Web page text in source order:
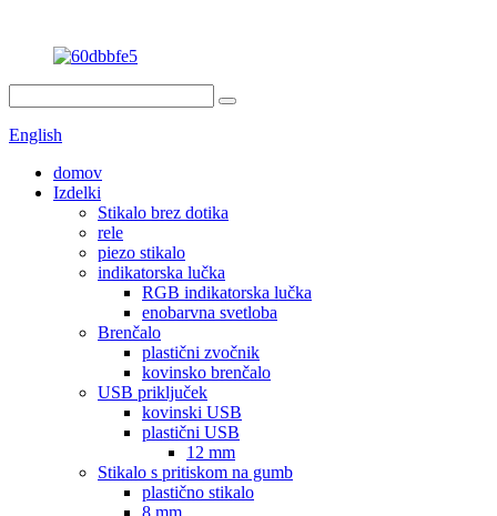
English
domov
Izdelki
Stikalo brez dotika
rele
piezo stikalo
indikatorska lučka
RGB indikatorska lučka
enobarvna svetloba
Brenčalo
plastični zvočnik
kovinsko brenčalo
USB priključek
kovinski USB
plastični USB
12 mm
Stikalo s pritiskom na gumb
plastično stikalo
8 mm